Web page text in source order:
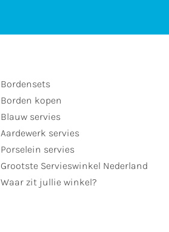
Bordensets
Borden kopen
Blauw servies
Aardewerk servies
Porselein servies
Grootste Servieswinkel Nederland
Waar zit jullie winkel?